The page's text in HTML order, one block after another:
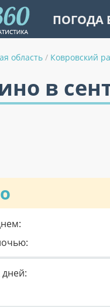
ПОГОДА
область / Ковровский
в